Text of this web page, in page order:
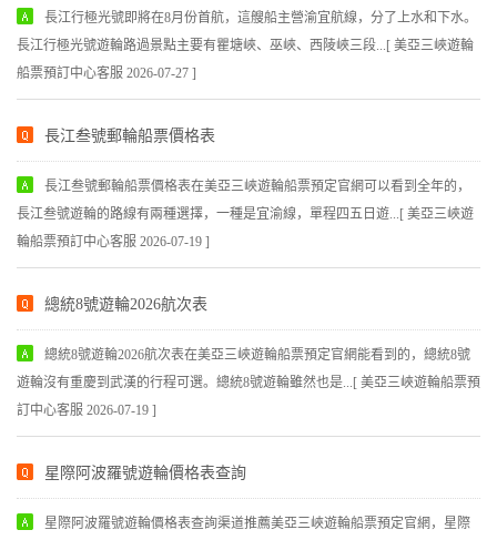
長江行極光號即將在8月份首航，這艘船主營渝宜航線，分了上水和下水。
長江行極光號遊輪路過景點主要有瞿塘峽、巫峽、西陵峽三段...[ 美亞三峽遊輪
船票預訂中心客服 2026-07-27 ]
長江叁號郵輪船票價格表
長江叁號郵輪船票價格表在美亞三峽遊輪船票預定官網可以看到全年的，
長江叁號遊輪的路線有兩種選擇，一種是宜渝線，單程四五日遊...[ 美亞三峽遊
輪船票預訂中心客服 2026-07-19 ]
總統8號遊輪2026航次表
總統8號遊輪2026航次表在美亞三峽遊輪船票預定官網能看到的，總統8號
遊輪沒有重慶到武漢的行程可選。總統8號遊輪雖然也是...[ 美亞三峽遊輪船票預
訂中心客服 2026-07-19 ]
星際阿波羅號遊輪價格表查詢
星際阿波羅號遊輪價格表查詢渠道推薦美亞三峽遊輪船票預定官網，星際